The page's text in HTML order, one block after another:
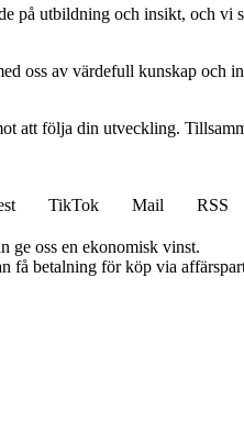
utbildning och insikt, och
oss av värdefull kunskap
att följa din utveckling.
TikTok Mail
RSS
ge oss en ekonomisk vinst.
betalning för köp via